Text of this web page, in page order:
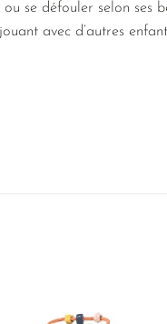
se défouler selon ses
avec d’autres